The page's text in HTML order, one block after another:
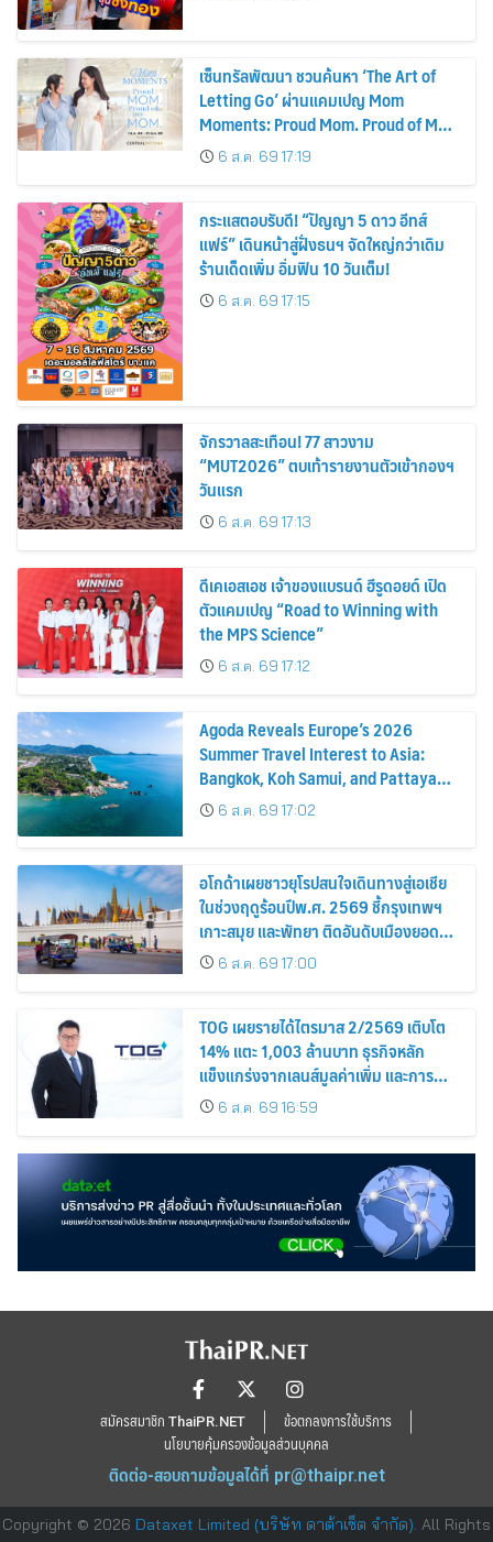
เซ็นทรัลพัฒนา ชวนค้นหา ‘The Art of
Letting Go’ ผ่านแคมเปญ Mom
Moments: Proud Mom. Proud of My
Mom.6 ส.ค. 69 17:19
กระแสตอบรับดี! “ปัญญา 5 ดาว อีทส์
แฟร์” เดินหน้าสู่ฝั่งธนฯ จัดใหญ่กว่าเดิม
ร้านเด็ดเพิ่ม อิ่มฟิน 10 วันเต็ม!
6 ส.ค. 69 17:15
จักรวาลสะเทือน! 77 สาวงาม
“MUT2026” ตบเท้ารายงานตัวเข้ากองฯ
วันแรก
6 ส.ค. 69 17:13
ดีเคเอสเอช เจ้าของแบรนด์ ฮีรูดอยด์ เปิด
ตัวแคมเปญ “Road to Winning with
the MPS Science”
6 ส.ค. 69 17:12
Agoda Reveals Europe’s 2026
Summer Travel Interest to Asia:
Bangkok, Koh Samui, and Pattaya
Among the Top Cities
6 ส.ค. 69 17:02
อโกด้าเผยชาวยุโรปสนใจเดินทางสู่เอเชีย
ในช่วงฤดูร้อนปีพ.ศ. 2569 ชี้กรุงเทพฯ
เกาะสมุย และพัทยา ติดอันดับเมืองยอด
นิยม6 ส.ค. 69 17:00
TOG เผยรายได้ไตรมาส 2/2569 เติบโต
14% แตะ 1,003 ล้านบาท ธุรกิจหลัก
แข็งแกร่งจากเลนส์มูลค่าเพิ่ม และการ
ขยายตลาดต่างประเทศ พร้อมเดินหน้า
ลงทุนเพื่อการเติบโตระยะยาว
6 ส.ค. 69 16:59
สมัครสมาชิก ThaiPR.NET
ข้อตกลงการใช้บริการ
นโยบายคุ้มครองข้อมูลส่วนบุคคล
ติดต่อ-สอบถามข้อมูลได้ที่ pr@thaipr.net
Copyright © 2026 Dataxet Limited (บริษัท ดาต้าเซ็ต จำกัด). All Rights